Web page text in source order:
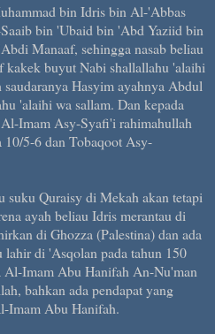
bin Idris bin Al-'Abbas
bin 'Ubaid bin 'Abd Yaziid bin
Manaaf, sehingga nasab beliau
kakek buyut Nabi shallallahu 'alaihi
Hasyim ayahnya Abdul
'alaihi wa sallam. Dan kepada
Imam Asy-Syafi'i rahimahullah
5-6 dan Tobaqoot Asy-
suku Quraisy di Mekah akan tetapi
ayah beliau Idris merantau di
di Ghozza (Palestina) dan ada
lahir di 'Asqolan pada tahun 150
Imam Abu Hanifah An-Nu'man
bahkan ada pendapat yang
Imam Abu Hanifah.